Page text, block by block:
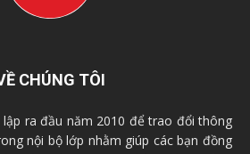
CHÚNG TÔI
ra đầu năm 2010 để trao đổi thông
nội bộ lớp nhằm giúp các bạn đồng